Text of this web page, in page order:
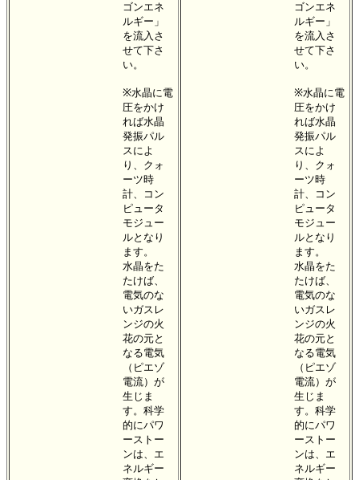
ゴンエネ
ルギー」
を流入さ
せて下さ
い。
※水晶に電
圧をかけ
れば水晶
発振パル
スによ
り、クォ
ーツ時
計、コン
ピュータ
モジュー
ルとなり
ます。
水晶をた
たけば、
電気のな
いガスレ
ンジの火
花の元と
なる電気
（ピエゾ
電流）が
生じま
す。科学
的にパワ
ーストー
ンは、エ
ネルギー
ゴンエネ
ルギー」
を流入さ
せて下さ
い。
※水晶に電
圧をかけ
れば水晶
発振パル
スによ
り、クォ
ーツ時
計、コン
ピュータ
モジュー
ルとなり
ます。
水晶をた
たけば、
電気のな
いガスレ
ンジの火
花の元と
なる電気
（ピエゾ
電流）が
生じま
す。科学
的にパワ
ーストー
ンは、エ
ネルギー